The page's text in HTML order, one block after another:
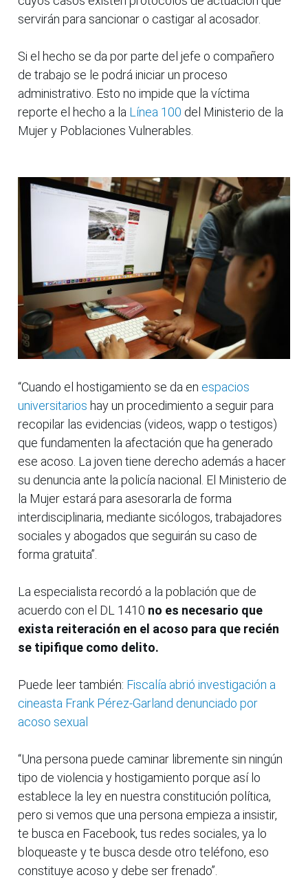
servirán para sancionar o castigar al acosador.
Si el hecho se da por parte del jefe o compañero
de trabajo se le podrá iniciar un proceso
administrativo. Esto no impide que la víctima
reporte el hecho a la Línea 100 del Ministerio de la
Mujer y Poblaciones Vulnerables.
“Cuando el hostigamiento se da en espacios
universitarios hay un procedimiento a seguir para
recopilar las evidencias (videos, wapp o testigos)
que fundamenten la afectación que ha generado
ese acoso. La joven tiene derecho además a hacer
su denuncia ante la policía nacional. El Ministerio de
la Mujer estará para asesorarla de forma
interdisciplinaria, mediante sicólogos, trabajadores
sociales y abogados que seguirán su caso de
forma gratuita”.
La especialista recordó a la población que de
acuerdo con el DL 1410 no es necesario que
exista reiteración en el acoso para que recién
se tipifique como delito.
Puede leer también: Fiscalía abrió investigación a
cineasta Frank Pérez-Garland denunciado por
acoso sexual
“Una persona puede caminar libremente sin ningún
tipo de violencia y hostigamiento porque así lo
establece la ley en nuestra constitución política,
pero si vemos que una persona empieza a insistir,
te busca en Facebook, tus redes sociales, ya lo
bloqueaste y te busca desde otro teléfono, eso
constituye acoso y debe ser frenado”.